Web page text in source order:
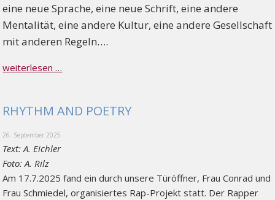
eine neue Sprache, eine neue Schrift, eine andere
Mentalität, eine andere Kultur, eine andere Gesellschaft
mit anderen Regeln….
weiterlesen …
RHYTHM AND POETRY
26. September 2025
Text: A. Eichler
Foto: A. Rilz
Am 17.7.2025 fand ein durch unsere Türöffner, Frau Conrad und
Frau Schmiedel, organisiertes Rap-Projekt statt. Der Rapper